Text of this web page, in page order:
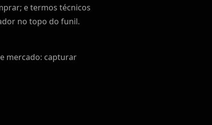
e termos técnicos
no topo do funil.
mercado: capturar